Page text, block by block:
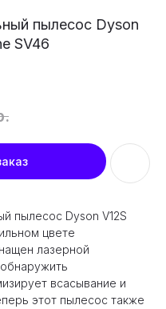
пылесос Dyson
SV46
пылесос Dyson V12S
цвете
лазерной
всасывание и
этот пылесос также